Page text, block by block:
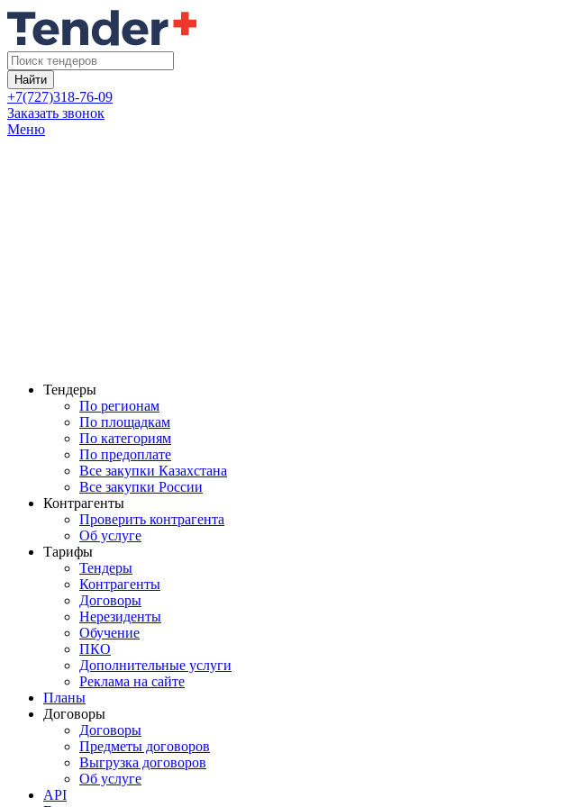
Найти
+7(727)318-76-09
Заказать звонок
Меню
Тендеры
По регионам
По площадкам
По категориям
По предоплате
Все закупки Казахстана
Все закупки России
Контрагенты
Проверить контрагента
Об услуге
Тарифы
Тендеры
Контрагенты
Договоры
Нерезиденты
Обучение
ПКО
Дополнительные услуги
Реклама на сайте
Планы
Договоры
Договоры
Предметы договоров
Выгрузка договоров
Об услуге
API